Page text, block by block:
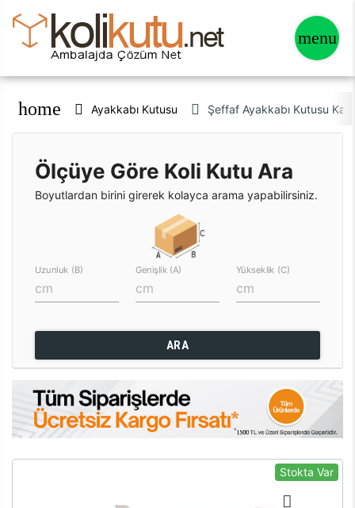
home Ayakkabı Kutusu Şeffaf Ayakkabı Kutusu
Ölçüye Göre Koli Kutu Ara
Boyutlardan birini girerek kolayca arama yapabilirsiniz.
Uzunluk (B) Genişlik (A) Yükseklik (C)
ARA
Stokta Var